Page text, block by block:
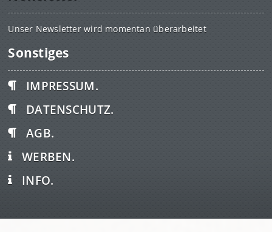
Unser Newsletter wird momentan überarbeitet
Sonstiges
IMPRESSUM.
DATENSCHUTZ.
AGB.
WERBEN.
INFO.